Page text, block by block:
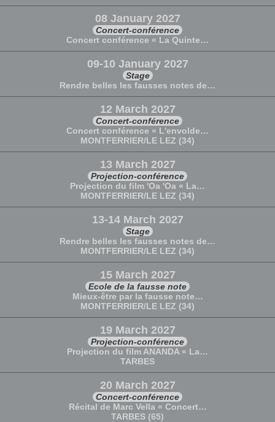
08 January 2027
Concert-conférence
Concert conférence « La Quinte…
09-10 January 2027
Stage
Rendre belles les fausses notes de…
12 March 2027
Concert-conférence
Concert conférence « L'envolde…
MONTFERRIER/LE LEZ (34)
13 March 2027
Projection-conférence
Projection du film 'Oa 'Oa « La…
MONTFERRIER/LE LEZ (34)
13-14 March 2027
Stage
Rendre belles les fausses notes de…
MONTFERRIER/LE LEZ (34)
15 March 2027
Ecole de la fausse note
Mieux-être par la fausse note…
MONTFERRIER/LE LEZ (34)
19 March 2027
Projection-conférence
Projection du film ANANDA « La…
TARBES
20 March 2027
Concert-conférence
Récital de Marc Vella « Concert…
TARBES (65)